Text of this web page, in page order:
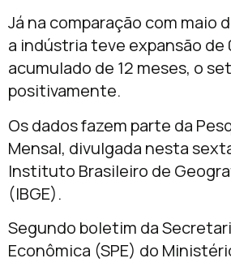
Já na comparação com maio
a indústria teve expansão de
acumulado de 12 meses, o
positivamente.
Os dados fazem parte da
Mensal, divulgada nesta
Instituto Brasileiro de
(IBGE).
Segundo boletim da
Econômica (SPE) do